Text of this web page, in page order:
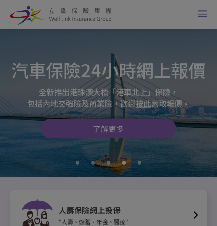
汽車保險24小時網上報價
全新推出港珠澳大橋「港車北上」保險，
包括內地交強險及商業險，歡迎按此索取報價。
了解更多
人壽保險網上投保
"人壽、儲蓄、年金、醫療"